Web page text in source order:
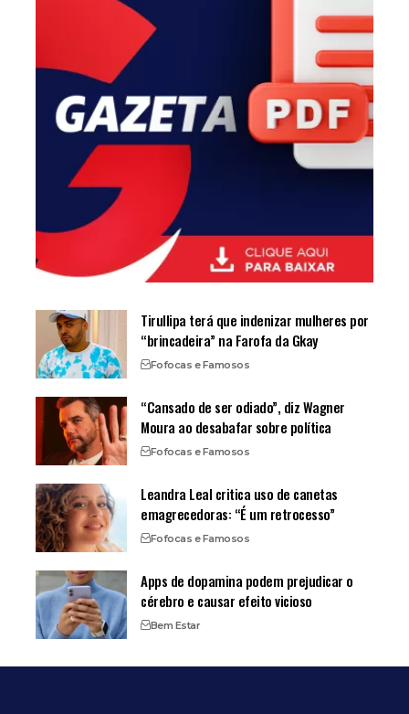
Tirullipa terá que indenizar mulheres por
“brincadeira” na Farofa da Gkay
Fofocas e Famosos
“Cansado de ser odiado”, diz Wagner
Moura ao desabafar sobre política
Fofocas e Famosos
Leandra Leal critica uso de canetas
emagrecedoras: “É um retrocesso”
Fofocas e Famosos
Apps de dopamina podem prejudicar o
cérebro e causar efeito vicioso
Bem Estar